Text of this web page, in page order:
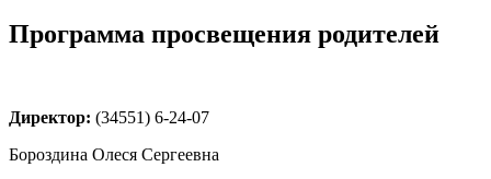
Программа просвещения родителей
Директор: (34551) 6-24-07
Бороздина Олеся Сергеевна